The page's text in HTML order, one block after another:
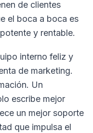
de clientes
el boca a boca es
y rentable.
interno feliz y
de marketing.
Un
escribe mejor
un mejor soporte
que impulsa el